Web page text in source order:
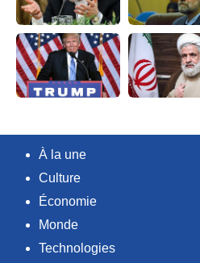
À la une
Culture
Économie
Monde
Technologies